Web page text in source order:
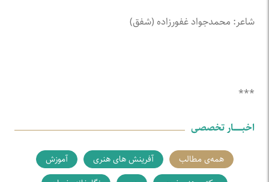
شاعر: محمدجواد غفورزاده (شفق)
***
اخبـــــــار تخصصی
همه‌ی مطالب آفرینش های هنری
آموزش